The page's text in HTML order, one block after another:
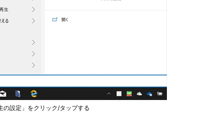
の設定」をクリック/タップする